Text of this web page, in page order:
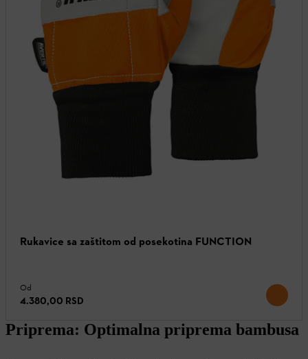
Rukavice sa zaštitom od posekotina FUNCTION
Od
4.380,00 RSD
Priprema: Optimalna priprema bambusa